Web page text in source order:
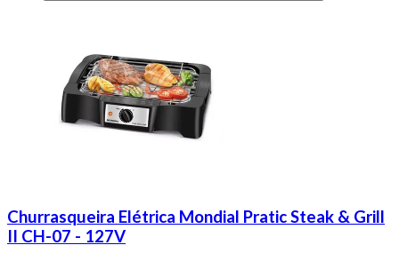
Churrasqueira Elétrica Mondial Pratic Steak & Grill
II CH-07 - 127V